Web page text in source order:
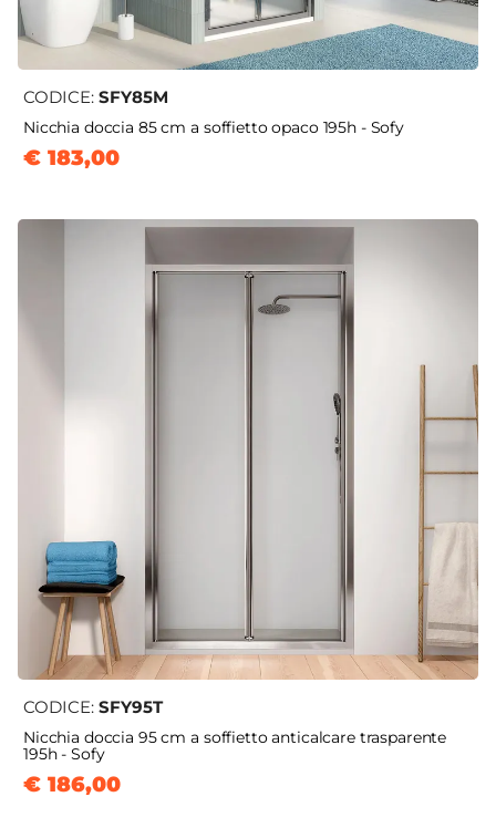
CODICE: SFY85M
Nicchia doccia 85 cm a soffietto opaco 195h - Sofy
€ 183,00
CODICE: SFY95T
Nicchia doccia 95 cm a soffietto anticalcare trasparente
195h - Sofy
€ 186,00